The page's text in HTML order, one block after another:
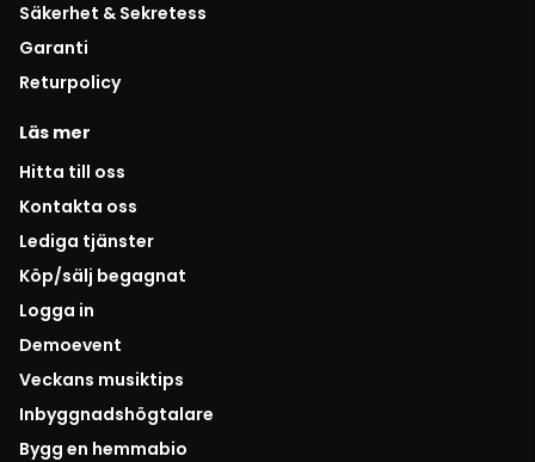
Säkerhet & Sekretess
Garanti
Returpolicy
Läs mer
Hitta till oss
Kontakta oss
Lediga tjänster
Köp/sälj begagnat
Logga in
Demoevent
Veckans musiktips
Inbyggnadshögtalare
Bygg en hemmabio